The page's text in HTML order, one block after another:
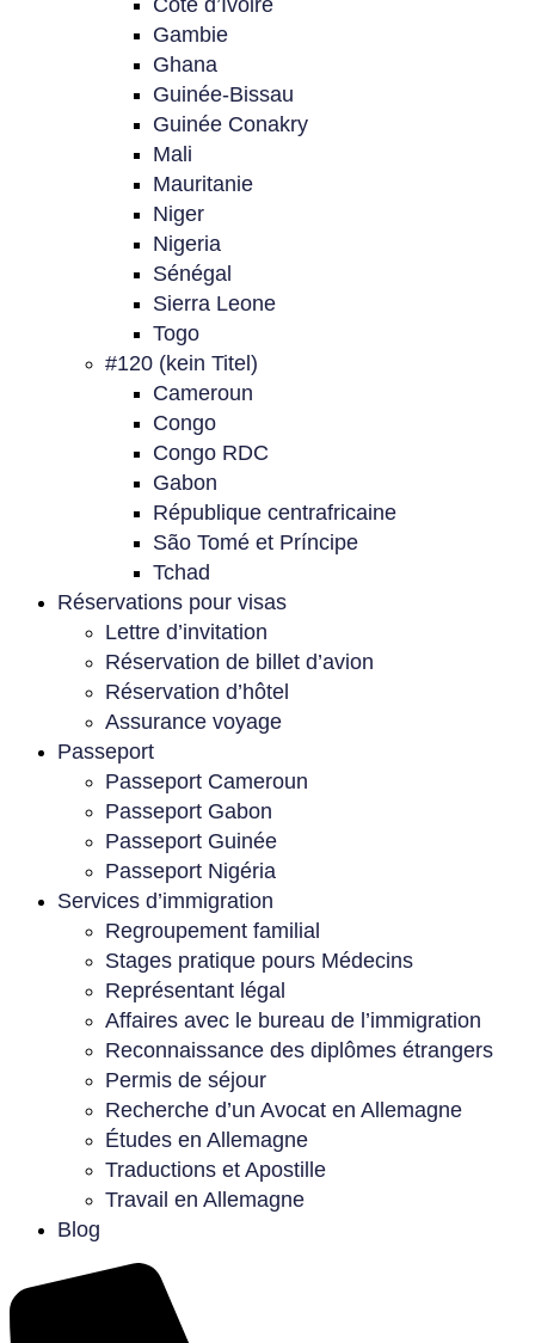
Côte d’Ivoire
Gambie
Ghana
Guinée-Bissau
Guinée Conakry
Mali
Mauritanie
Niger
Nigeria
Sénégal
Sierra Leone
Togo
#120 (kein Titel)
Cameroun
Congo
Congo RDC
Gabon
République centrafricaine
São Tomé et Príncipe
Tchad
Réservations pour visas
Lettre d’invitation
Réservation de billet d’avion
Réservation d’hôtel
Assurance voyage
Passeport
Passeport Cameroun
Passeport Gabon
Passeport Guinée
Passeport Nigéria
Services d’immigration
Regroupement familial
Stages pratique pours Médecins
Représentant légal
Affaires avec le bureau de l’immigration
Reconnaissance des diplômes étrangers
Permis de séjour
Recherche d’un Avocat en Allemagne
Études en Allemagne
Traductions et Apostille
Travail en Allemagne
Blog